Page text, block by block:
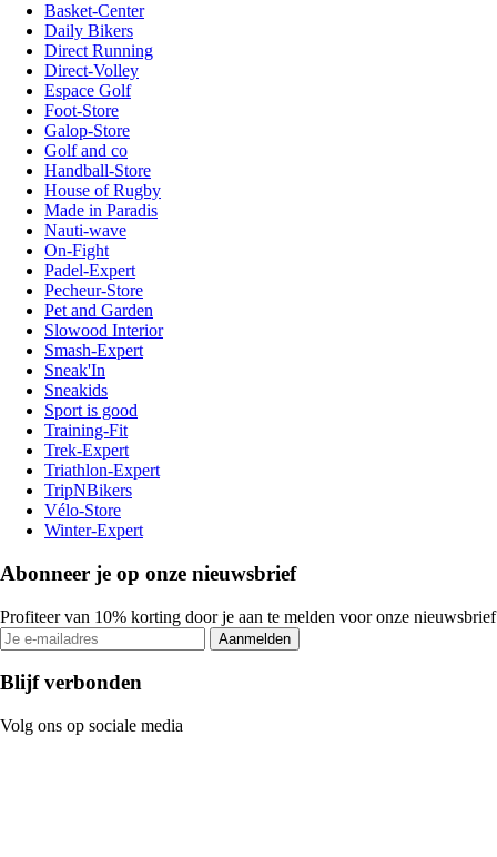
Basket-Center
Daily Bikers
Direct Running
Direct-Volley
Espace Golf
Foot-Store
Galop-Store
Golf and co
Handball-Store
House of Rugby
Made in Paradis
Nauti-wave
On-Fight
Padel-Expert
Pecheur-Store
Pet and Garden
Slowood Interior
Smash-Expert
Sneak'In
Sneakids
Sport is good
Training-Fit
Trek-Expert
Triathlon-Expert
TripNBikers
Vélo-Store
Winter-Expert
Abonneer je op onze nieuwsbrief
Profiteer van 10% korting door je aan te melden voor onze nieuwsbrief
Aanmelden
Blijf verbonden
Volg ons op sociale media